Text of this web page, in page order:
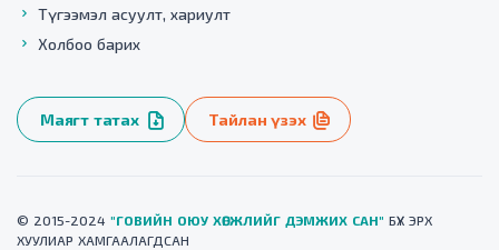
Түгээмэл асуулт, хариулт
Холбоо барих
Маягт татах Тайлан үзэх
© 2015-2024 "ГОВИЙН ОЮУ ХӨГЖЛИЙГ ДЭМЖИХ САН" БҮХ ЭРХ
ХУУЛИАР ХАМГААЛАГДСАН